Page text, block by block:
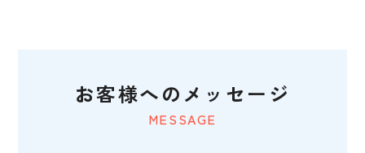
MESSAGE
お客様へのメッセージ